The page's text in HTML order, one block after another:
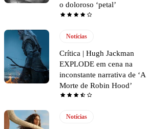
o doloroso ‘petal’
Notícias
Crítica | Hugh Jackman
EXPLODE em cena na
inconstante narrativa de ‘A
Morte de Robin Hood’
Notícias